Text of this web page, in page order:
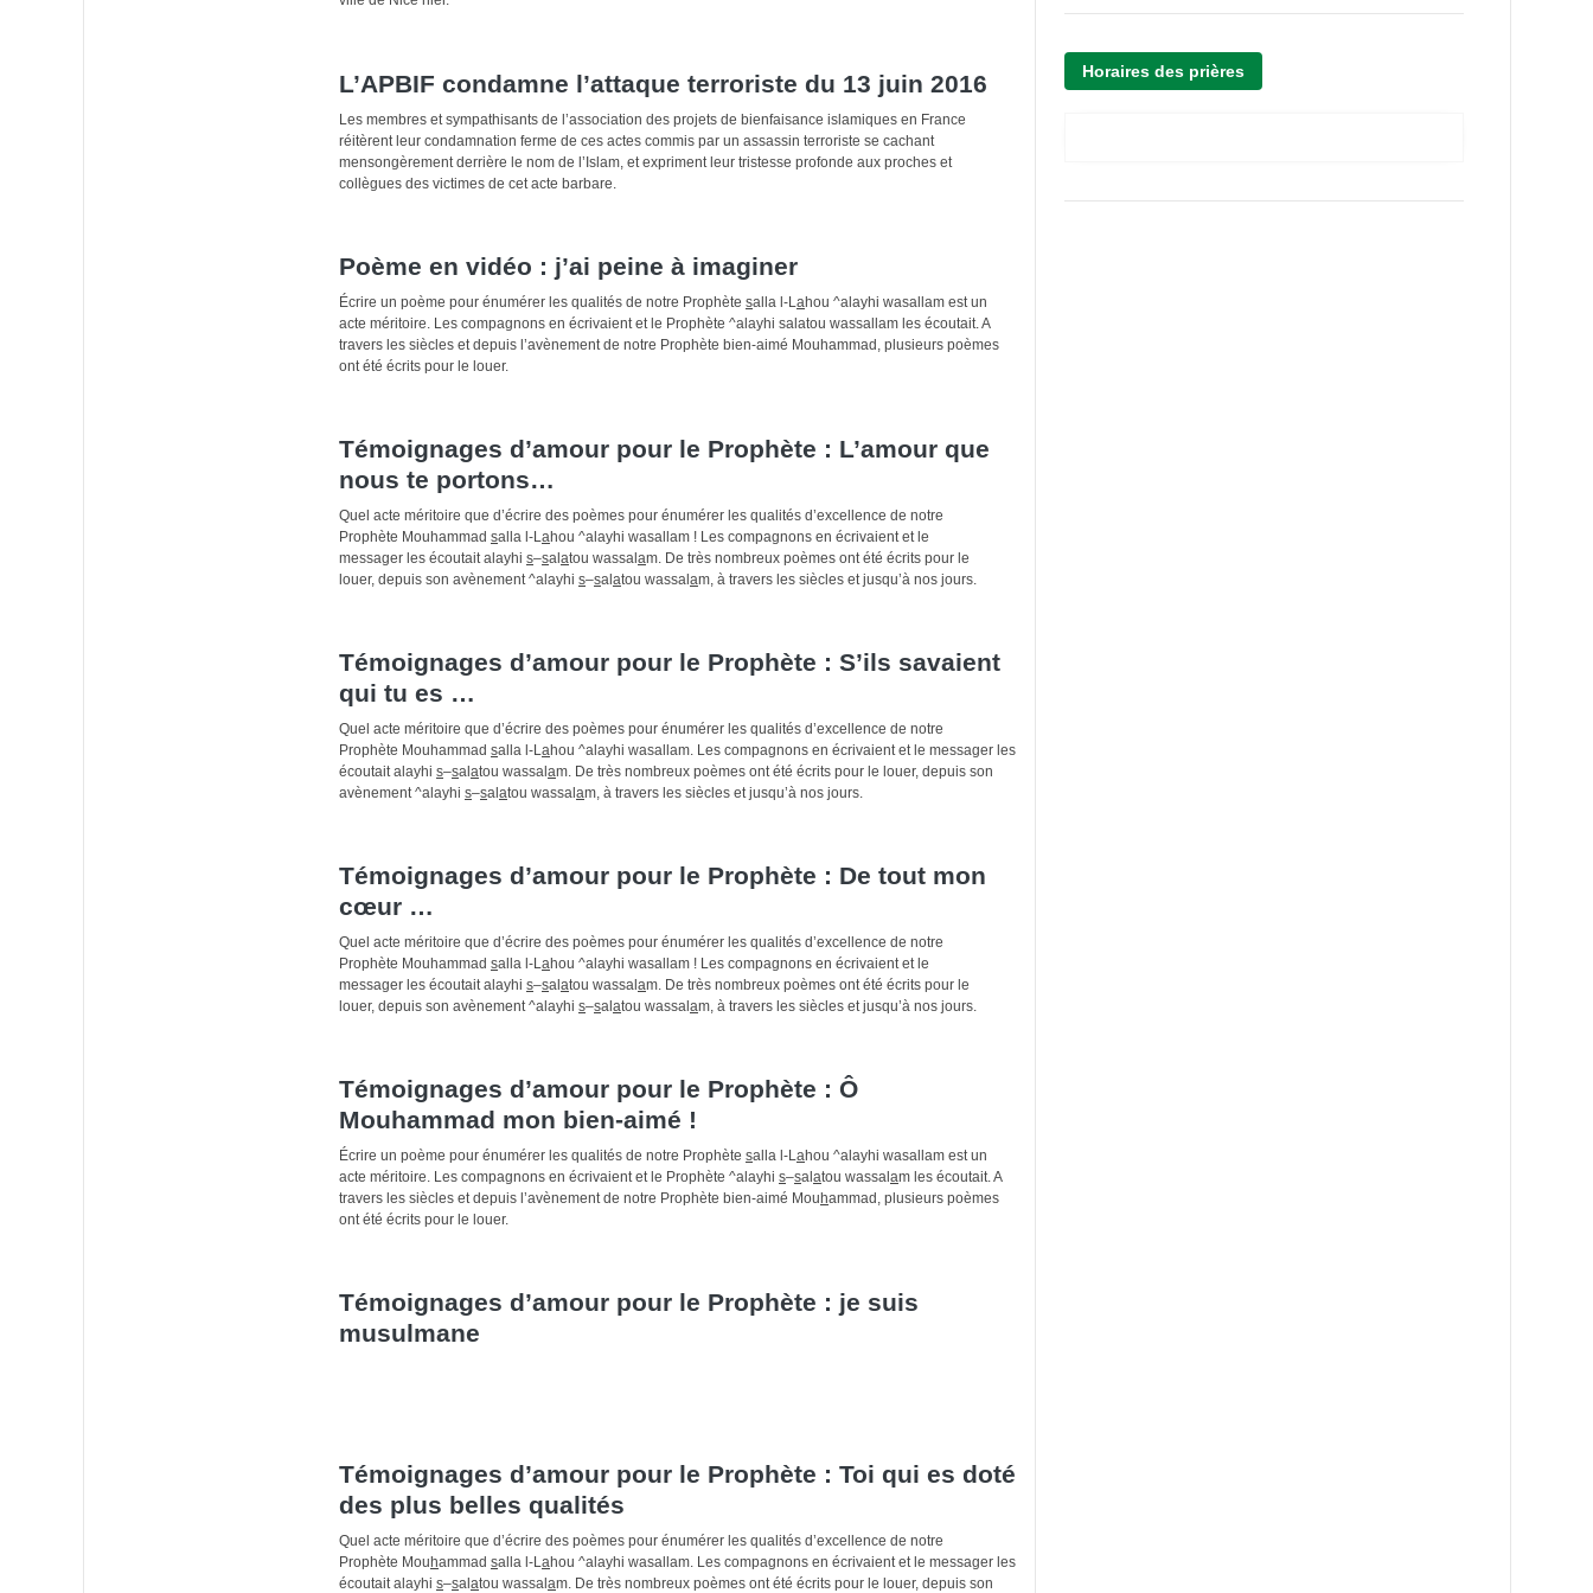
L’APBIF condamne l’attaque terroriste du 13 juin 2016
Les membres et sympathisants de l’association des projets de bienfaisance islamiques en France
réitèrent leur condamnation ferme de ces actes commis par un assassin terroriste se cachant
mensongèrement derrière le nom de l’Islam, et expriment leur tristesse profonde aux proches et
collègues des victimes de cet acte barbare.
Poème en vidéo : j’ai peine à imaginer
Écrire un poème pour énumérer les qualités de notre Prophète salla l-L ahou ^alayhi wasallam est un
acte méritoire. Les compagnons en écrivaient et le Prophète ^alayhi salatou wassallam les écoutait. A
travers les siècles et depuis l’avènement de notre Prophète bien-aimé Mouhammad, plusieurs poèmes
ont été écrits pour le louer.
Témoignages d’amour pour le Prophète : L’amour que
nous te portons…
Quel acte méritoire que d’écrire des poèmes pour énumérer les qualités d’excellence de notre
Prophète Mouhammad salla l-L ahou ^alayhi wasallam ! Les compagnons en écrivaient et le
messager les écoutait alayhi s–salatou wassalam. De très nombreux poèmes ont été écrits pour le
louer, depuis son avènement ^alayhi s–salatou wassalam, à travers les siècles et jusqu’à nos jours.
Témoignages d’amour pour le Prophète : S’ils savaient
qui tu es …
Quel acte méritoire que d’écrire des poèmes pour énumérer les qualités d’excellence de notre
Prophète Mouhammad salla l-L ahou ^alayhi wasallam. Les compagnons en écrivaient et le messager les
écoutait alayhi s–salatou wassalam. De très nombreux poèmes ont été écrits pour le louer, depuis son
avènement ^alayhi s–salatou wassalam, à travers les siècles et jusqu’à nos jours.
Témoignages d’amour pour le Prophète : De tout mon
cœur …
Quel acte méritoire que d’écrire des poèmes pour énumérer les qualités d’excellence de notre
Prophète Mouhammad salla l-L ahou ^alayhi wasallam ! Les compagnons en écrivaient et le
messager les écoutait alayhi s–salatou wassalam. De très nombreux poèmes ont été écrits pour le
louer, depuis son avènement ^alayhi s–salatou wassalam, à travers les siècles et jusqu’à nos jours.
Témoignages d’amour pour le Prophète : Ô
Mouhammad mon bien-aimé !
Écrire un poème pour énumérer les qualités de notre Prophète salla l-L ahou ^alayhi wasallam est un
acte méritoire. Les compagnons en écrivaient et le Prophète ^alayhi s–salatou wassalam les écoutait. A
travers les siècles et depuis l’avènement de notre Prophète bien-aimé Mouhammad, plusieurs poèmes
ont été écrits pour le louer.
Témoignages d’amour pour le Prophète : je suis
musulmane
Témoignages d’amour pour le Prophète : Toi qui es doté
des plus belles qualités
Quel acte méritoire que d’écrire des poèmes pour énumérer les qualités d’excellence de notre
Prophète Mou hammad salla l-Lahou ^alayhi wasallam. Les compagnons en écrivaient et le messager les
écoutait alayhi s–sal atou wassal am. De très nombreux poèmes ont été écrits pour le louer, depuis son
Horaires des prières